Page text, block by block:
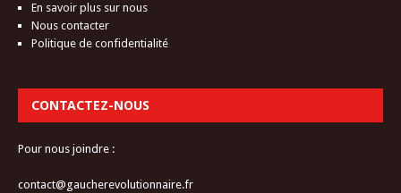
En savoir plus sur nous
Nous contacter
Politique de confidentialité
CONTACTEZ-NOUS
Pour nous joindre :
contact@gaucherevolutionnaire.fr